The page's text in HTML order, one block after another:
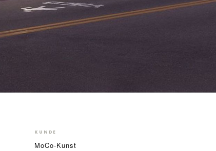
KUNDE
MoCo-Kunst